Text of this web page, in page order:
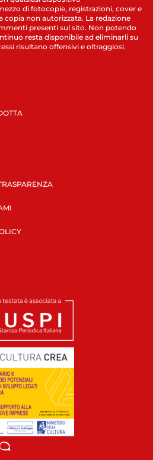
di fotocopie, registrazioni, cover e
non autorizzata. La redazione
presenti sul sito. Non potendo
resta disponibile ad eliminarli su
risultano offensivi e oltraggiosi.